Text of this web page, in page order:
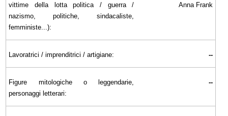
vittime della lotta politica / guerra /
nazismo, politiche, sindacaliste,
femministe...):
Anna Frank
Lavoratrici / imprenditrici / artigiane: --
Figure mitologiche o leggendarie,
personaggi letterari:
--